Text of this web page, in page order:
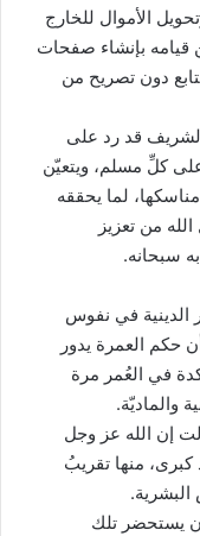
الأموال للخارج
قيامه بإنشاء صفحات
في عقول 8 ملايين متابع دون تصريح من
الشريف قد رد على
كلِّ مسلم، ويتعيّن
لما يحققه
من تعزيز
سبحانه.
الدينية في نفوس
حكم العمرة يدور
في العُمر مرة
والماديّة.
إن الله عز وجل
منها تقريبُ
البشرية.
يستحضر تلك